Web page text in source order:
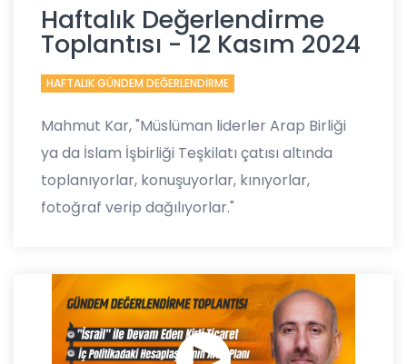
Haftalık Değerlendirme
Toplantısı - 12 Kasım 2024
HAFTALIK GÜNDEM DEĞERLENDİRME
Mahmut Kar, "Müslüman liderler Arap Birliği
ya da İslam İşbirliği Teşkilatı çatısı altında
toplanıyorlar, konuşuyorlar, kınıyorlar,
fotoğraf verip dağılıyorlar."